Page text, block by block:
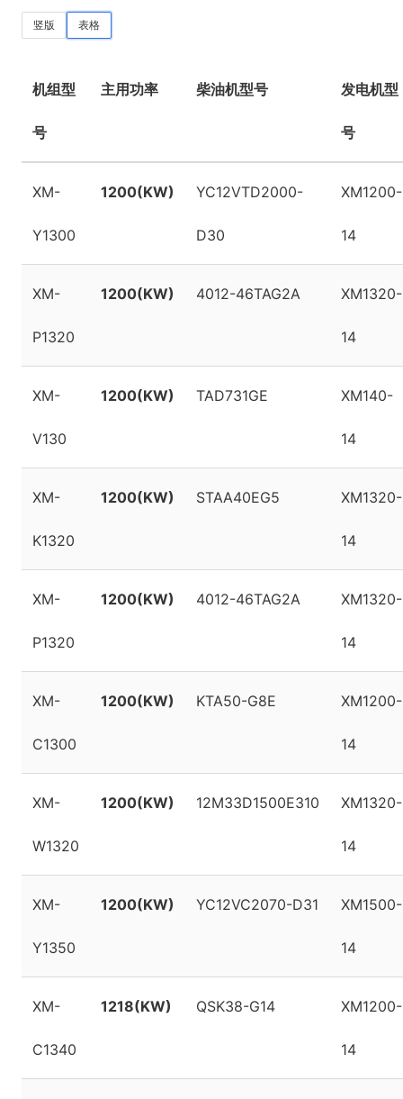
竖版 表格
机组型
号
主用功率 柴油机型号 发电机型
号
XM-
Y1300
1200(KW) YC12VTD2000-
D30
XM1200-
14
XM-
P1320
1200(KW) 4012-46TAG2A XM1320-
14
XM-
V130
1200(KW) TAD731GE XM140-
14
XM-
K1320
1200(KW) STAA40EG5 XM1320-
14
XM-
P1320
1200(KW) 4012-46TAG2A XM1320-
14
XM-
C1300
1200(KW) KTA50-G8E XM1200-
14
XM-
W1320
1200(KW) 12M33D1500E310 XM1320-
14
XM-
Y1350
1200(KW) YC12VC2070-D31 XM1500-
14
XM-
C1340
1218(KW) QSK38-G14 XM1200-
14